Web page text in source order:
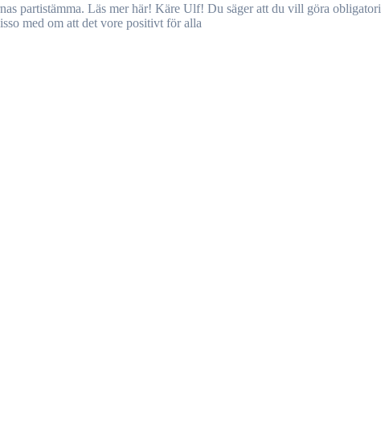
med om att det vore positivt för alla